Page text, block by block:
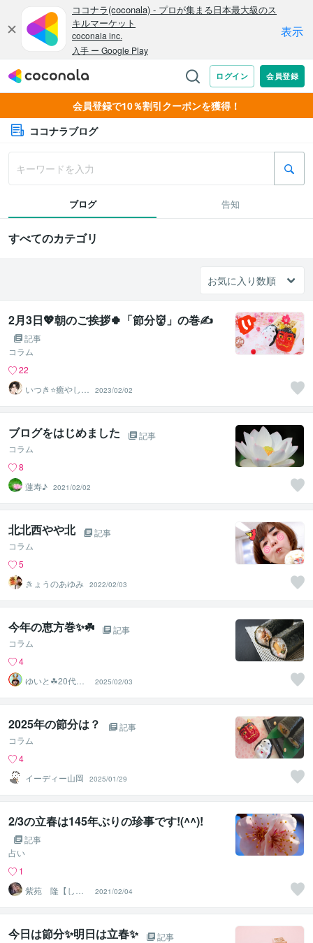
会員登録で10％割引クーポンを獲得！
ココナラブログ
ブログ 告知
すべてのカテゴリ
2月3日💖朝のご挨拶🍀「節分👹」の巻✍️
記事
コラム
22
いつき⭐️癒やし声
のお話相手
2023/02/02
ブログをはじめました
記事
コラム
8
蓮寿♪ 2021/02/02
北北西やや北
記事
コラム
5
きょうのあゆみ 2022/02/03
今年の恵方巻✨☘️
記事
コラム
4
ゆいと☘20代✨
あなたの心の拠
り所✨☘️
2025/02/03
2025年の節分は？
記事
コラム
4
イーディー山岡
2025/01/29
2/3の立春は145年ぶりの珍事です!(^^)!
記事
占い
1
紫苑 隆【しお
んたかし】
2021/02/04
今日は節分✨明日は立春✨
記事